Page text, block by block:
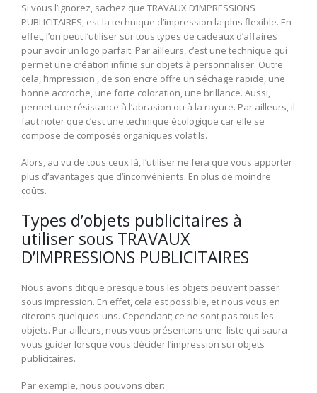
Si vous l’ignorez, sachez que TRAVAUX D’IMPRESSIONS
PUBLICITAIRES, est la technique d’impression la plus flexible. En
effet, l’on peut l’utiliser sur tous types de cadeaux d’affaires
pour avoir un logo parfait. Par ailleurs, c’est une technique qui
permet une création infinie sur objets à personnaliser. Outre
cela, l’impression , de son encre offre un séchage rapide, une
bonne accroche, une forte coloration, une brillance. Aussi,
permet une résistance à l’abrasion ou à la rayure. Par ailleurs, il
faut noter que c’est une technique écologique car elle se
compose de composés organiques volatils.
Alors, au vu de tous ceux là, l’utiliser ne fera que vous apporter
plus d’avantages que d’inconvénients. En plus de moindre
coûts.
Types d’objets publicitaires à
utiliser sous TRAVAUX
D’IMPRESSIONS PUBLICITAIRES
Nous avons dit que presque tous les objets peuvent passer
sous impression. En effet, cela est possible, et nous vous en
citerons quelques-uns. Cependant; ce ne sont pas tous les
objets. Par ailleurs, nous vous présentons une liste qui saura
vous guider lorsque vous décider l’impression sur objets
publicitaires.
Par exemple, nous pouvons citer: